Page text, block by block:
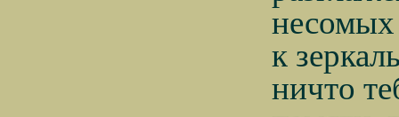
несомых
к
ничто